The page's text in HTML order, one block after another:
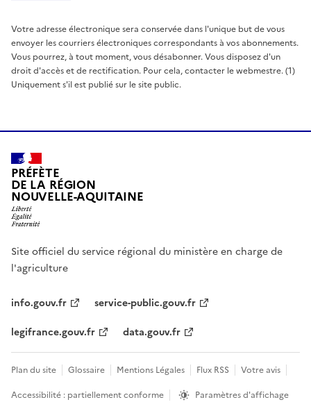
Votre adresse électronique sera conservée dans l'unique but de vous
envoyer les courriers électroniques correspondants à vos abonnements.
Vous pourrez, à tout moment, vous désabonner. Vous disposez d'un
droit d'accès et de rectification. Pour cela, contacter le webmestre. (1)
Uniquement s'il est publié sur le site public.
PRÉFÈTE
DE LA RÉGION
NOUVELLE-AQUITAINE
Site officiel du service régional du ministère en charge de
l'agriculture
info.gouv.fr
service-public.gouv.fr
legifrance.gouv.fr
data.gouv.fr
Plan du site Glossaire Mentions Légales Flux RSS
Votre avis
Accessibilité : partiellement conforme
Paramètres d'affichage